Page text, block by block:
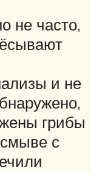
не часто,
и не
грибы
с